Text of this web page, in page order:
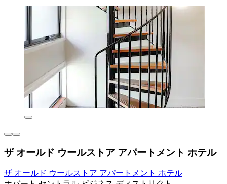
ザ オールド ウールストア アパートメント ホテル
ザ オールド ウールストア アパートメント ホテル